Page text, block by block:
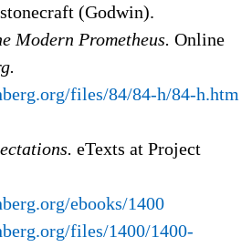
(Godwin).
Modern Prometheus. Online
files/84/84-h/84-h.htm
eTexts at Project
ebooks/1400
files/1400/1400-